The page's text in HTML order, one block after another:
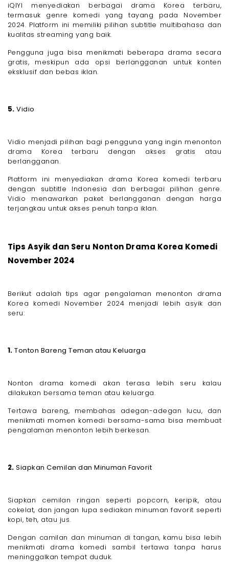
iQIYI menyediakan berbagai drama Korea terbaru,
termasuk genre komedi yang tayang pada November
2024. Platform ini memiliki pilihan subtitle multibahasa dan
kualitas streaming yang baik.
Pengguna juga bisa menikmati beberapa drama secara
gratis, meskipun ada opsi berlangganan untuk konten
eksklusif dan bebas iklan.
5.Vidio
Vidio menjadi pilihan bagi pengguna yang ingin menonton
drama Korea terbaru dengan akses gratis atau
berlangganan.
Platform ini menyediakan drama Korea komedi terbaru
dengan subtitle Indonesia dan berbagai pilihan genre.
Vidio menawarkan paket berlangganan dengan harga
terjangkau untuk akses penuh tanpa iklan.
Tips Asyik dan Seru Nonton Drama Korea Komedi
November 2024
Berikut adalah tips agar pengalaman menonton drama
Korea komedi November 2024 menjadi lebih asyik dan
seru:
1.Tonton Bareng Teman atau Keluarga
Nonton drama komedi akan terasa lebih seru kalau
dilakukan bersama teman atau keluarga.
Tertawa bareng, membahas adegan-adegan lucu, dan
menikmati momen komedi bersama-sama bisa membuat
pengalaman menonton lebih berkesan.
2.Siapkan Cemilan dan Minuman Favorit
Siapkan cemilan ringan seperti popcorn, keripik, atau
cokelat, dan jangan lupa sediakan minuman favorit seperti
kopi, teh, atau jus.
Dengan camilan dan minuman di tangan, kamu bisa lebih
menikmati drama komedi sambil tertawa tanpa harus
meninggalkan tempat duduk.